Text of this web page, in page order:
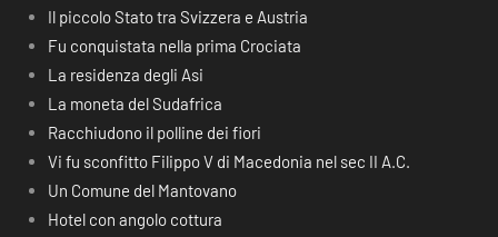
Il piccolo Stato tra Svizzera e Austria
Fu conquistata nella prima Crociata
La residenza degli Asi
La moneta del Sudafrica
Racchiudono il polline dei fiori
Vi fu sconfitto Filippo V di Macedonia nel sec II A.C.
Un Comune del Mantovano
Hotel con angolo cottura